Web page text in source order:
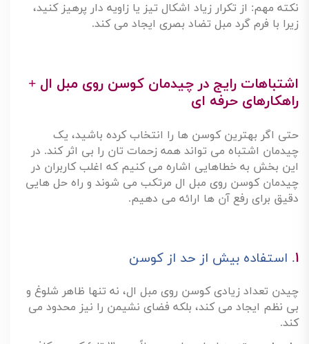
نکته مهم: از تکرار زیاد اشکال تیز یا زاویه دار پرهیز کنید،
زیرا با فرم گرد مبل تضاد بصری ایجاد می کند.
چیدمان اشتباه می تواند همه زحمات تان را بی اثر کند. در
این بخش به خطاهایی اشاره می کنیم که اغلب کاربران در
چیدمان کوسن روی مبل ال مرتکب می شوند و راه حل هایی